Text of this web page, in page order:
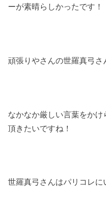
ーが素晴らしかったです！
頑張りやさんの世羅真弓さ
なかなか厳しい言葉をか
頂きたいですね！
世羅真弓さんはパリコレに